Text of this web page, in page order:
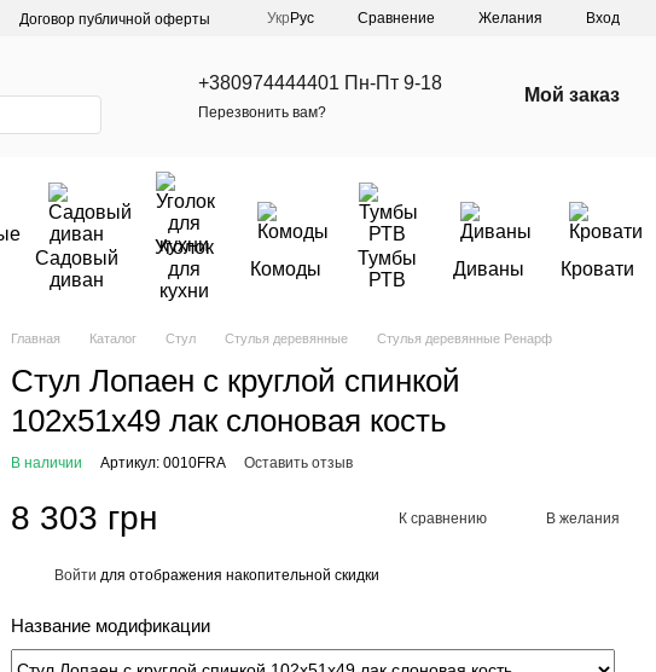
Договор публичной оферты
Укр Рус Сравнение Желания Вход
+380974444401 Пн-Пт 9-18
Перезвонить вам?
Мой заказ
Садовый
диван
Уголок
для
кухни
Комоды
Тумбы
РТВ
Диваны Кровати
Главная Каталог Стул Стулья деревянные Стулья деревянные Ренарф
Стул Лопаен с круглой спинкой
102х51х49 лак слоновая кость
В наличии Артикул: 0010FRA Оставить отзыв
8 303 грн К сравнению В желания
Войти для отображения накопительной скидки
Название модификации